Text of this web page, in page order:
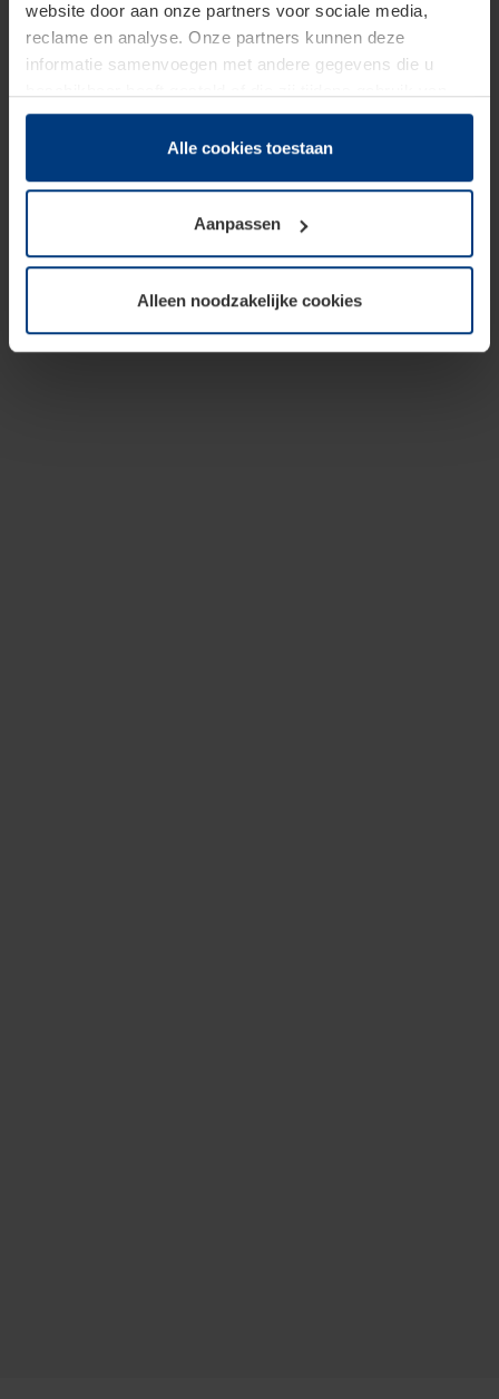
website door aan onze partners voor sociale media,
reclame en analyse. Onze partners kunnen deze
informatie samenvoegen met andere gegevens die u
hun diensten hebben verzameld.
Juridisch hebben wij het recht om cookies op uw
van deze pagina's absoluut vereist is. Voor alle andere
soorten cookies is uw toestemming benodigd. Uw
toestemming kunt u op elk moment bij de uitleg van de
wijzigen of herroepen.
Alle cookies toestaan
Aanpassen
Alleen noodzakelijke cookies